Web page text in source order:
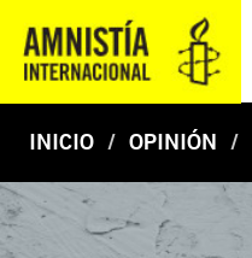
INICIO OPINIÓN